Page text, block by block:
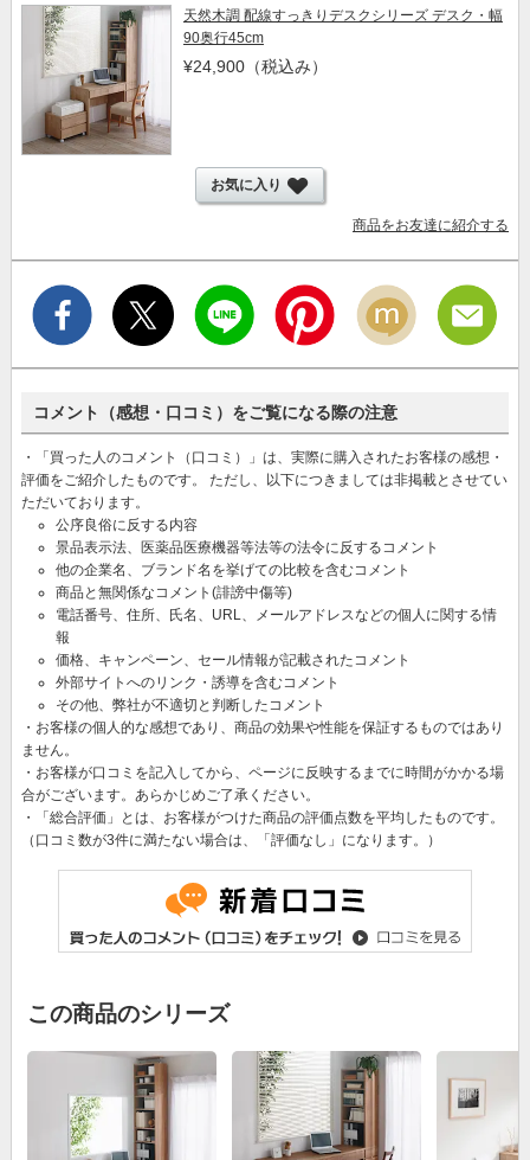
天然木調 配線すっきりデスクシリーズ デスク・幅
90奥行45cm
¥24,900（税込み）
お気に入り
商品をお友達に紹介する
コメント（感想・口コミ）をご覧になる際の注意
・「買った人のコメント（口コミ）」は、実際に購入されたお客様の感想・
評価をご紹介したものです。 ただし、以下につきましては非掲載とさせてい
ただいております。
公序良俗に反する内容
景品表示法、医薬品医療機器等法等の法令に反するコメント
他の企業名、ブランド名を挙げての比較を含むコメント
商品と無関係なコメント(誹謗中傷等)
電話番号、住所、氏名、URL、メールアドレスなどの個人に関する情
報
価格、キャンペーン、セール情報が記載されたコメント
外部サイトへのリンク・誘導を含むコメント
その他、弊社が不適切と判断したコメント
・お客様の個人的な感想であり、商品の効果や性能を保証するものではあり
ません。
・お客様が口コミを記入してから、ページに反映するまでに時間がかかる場
合がございます。あらかじめご了承ください。
・「総合評価」とは、お客様がつけた商品の評価点数を平均したものです。
（口コミ数が3件に満たない場合は、「評価なし」になります。）
この商品のシリーズ